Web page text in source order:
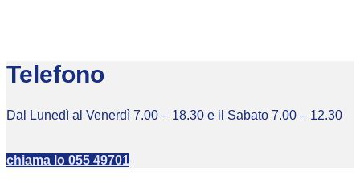
Telefono
Dal Lunedì al Venerdì 7.00 – 18.30 e il Sabato 7.00 – 12.30
chiama lo 055 49701